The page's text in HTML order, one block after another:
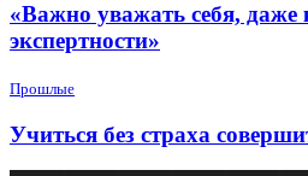
«Важно уважать себя, даже
экспертности»
Прошлые
Учиться без страха